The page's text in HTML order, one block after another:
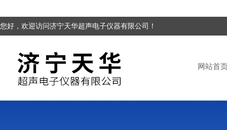
您好，欢迎访问济宁天华超声电子仪器有限公司！
网站首